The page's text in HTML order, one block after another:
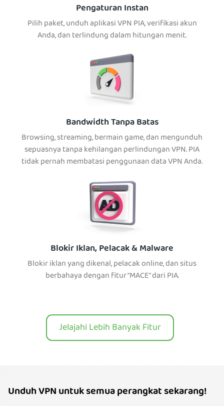
Pengaturan Instan
Pilih paket, unduh aplikasi VPN PIA, verifikasi akun
Anda, dan terlindung dalam hitungan menit.
Bandwidth Tanpa Batas
Browsing, streaming, bermain game, dan mengunduh
sepuasnya tanpa kehilangan perlindungan VPN. PIA
tidak pernah membatasi penggunaan data VPN Anda.
Blokir Iklan, Pelacak & Malware
Blokir iklan yang dikenal, pelacak online, dan situs
berbahaya dengan fitur “MACE” dari PIA.
Jelajahi Lebih Banyak Fitur
Unduh VPN untuk semua perangkat sekarang!